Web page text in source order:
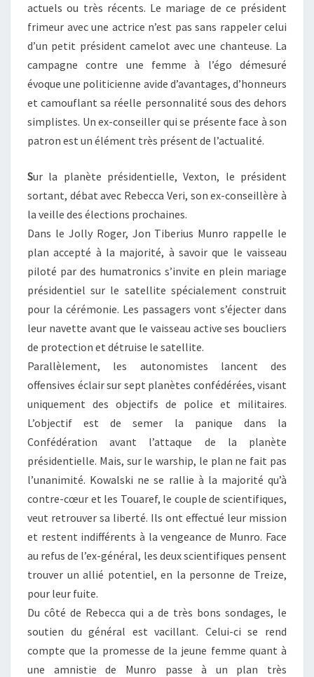
actuels ou très récents. Le mariage de ce président
frimeur avec une actrice n’est pas sans rappeler celui
d’un petit président camelot avec une chanteuse. La
campagne contre une femme à l’égo démesuré
évoque une politicienne avide d’avantages, d’honneurs
et camouflant sa réelle personnalité sous des dehors
simplistes. Un ex-conseiller qui se présente face à son
patron est un élément très présent de l’actualité.
Sur la planète présidentielle, Vexton, le président
sortant, débat avec Rebecca Veri, son ex-conseillère à
la veille des élections prochaines.
Dans le Jolly Roger, Jon Tiberius Munro rappelle le
plan accepté à la majorité, à savoir que le vaisseau
piloté par des humatronics s’invite en plein mariage
présidentiel sur le satellite spécialement construit
pour la cérémonie. Les passagers vont s’éjecter dans
leur navette avant que le vaisseau active ses boucliers
de protection et détruise le satellite.
Parallèlement, les autonomistes lancent des
offensives éclair sur sept planètes confédérées, visant
uniquement des objectifs de police et militaires.
L’objectif est de semer la panique dans la
Confédération avant l’attaque de la planète
présidentielle. Mais, sur le warship, le plan ne fait pas
l’unanimité. Kowalski ne se rallie à la majorité qu’à
contre-cœur et les Touaref, le couple de scientifiques,
veut retrouver sa liberté. Ils ont effectué leur mission
et restent indifférents à la vengeance de Munro. Face
au refus de l’ex-général, les deux scientifiques pensent
trouver un allié potentiel, en la personne de Treize,
pour leur fuite.
Du côté de Rebecca qui a de très bons sondages, le
soutien du général est vacillant. Celui-ci se rend
compte que la promesse de la jeune femme quant à
une amnistie de Munro passe à un plan très